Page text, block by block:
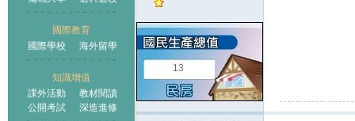
國際教育
國際學校
海外留學
知識增值
課外活動
教材閱讀
公開考試
深造進修
13